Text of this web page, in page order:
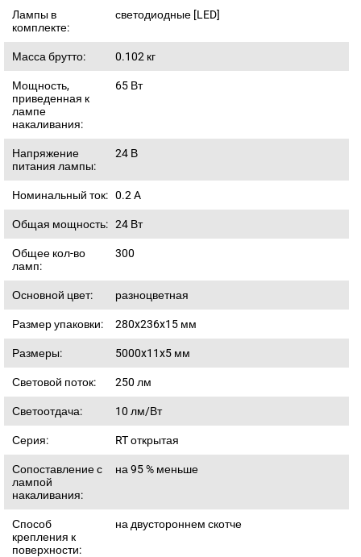
Лампы в
комплекте:
светодиодные [LED]
Масса брутто: 0.102 кг
Мощность,
приведенная к
лампе
накаливания:
65 Вт
Напряжение
питания лампы:
24 В
Номинальный ток: 0.2 A
Общая мощность: 24 Вт
Общее кол-во
ламп:
300
Основной цвет: разноцветная
Размер упаковки: 280x236x15 мм
Размеры: 5000x11x5 мм
Световой поток: 250 лм
Светоотдача: 10 лм/Вт
Серия: RT открытая
Сопоставление с
лампой
накаливания:
на 95 % меньше
Способ
крепления к
поверхности:
на двустороннем скотче